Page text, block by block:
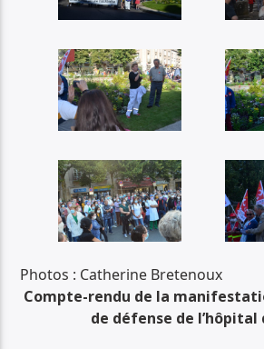
Photos : Catherine Bretenoux
Compte-rendu de la
de défense de l’hôpital